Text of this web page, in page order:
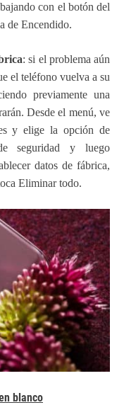
con el botón del
de Encendido.
: si el problema aún
el teléfono vuelva a su
previamente una
Desde el menú, ve
y elige la opción de
seguridad y luego
datos de fábrica,
Eliminar todo.
blanco